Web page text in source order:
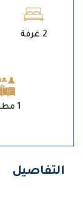
2 غرفة
1 مطبخ
التفاصيل